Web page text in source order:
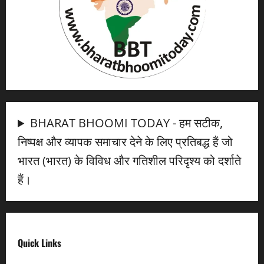
BHARAT BHOOMI TODAY - हम सटीक,
निष्पक्ष और व्यापक समाचार देने के लिए प्रतिबद्ध हैं जो
भारत (भारत) के विविध और गतिशील परिदृश्य को दर्शाते
हैं।
Quick Links